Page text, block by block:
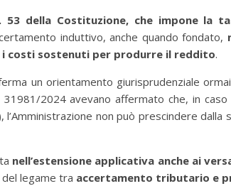
della Costituzione, che impone la
induttivo, anche quando fondato,
i costi sostenuti per produrre il reddito.
un orientamento giurisprudenziale
2024 avevano affermato che, in
non può prescindere
nell’estensione applicativa anche ai
legame tra accertamento tributario e